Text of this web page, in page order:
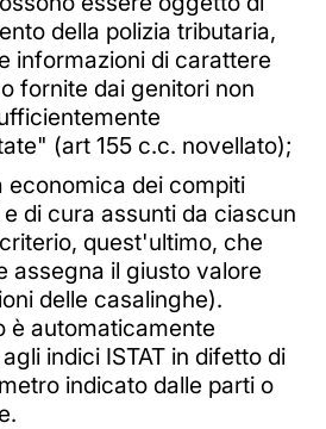
della polizia tributaria,
informazioni di carattere
fornite dai genitori non
(art 155 c.c. novellato);
economica dei compiti
di cura assunti da ciascun
quest'ultimo, che
assegna il giusto valore
delle casalinghe).
è automaticamente
indici ISTAT in difetto di
indicato dalle parti o